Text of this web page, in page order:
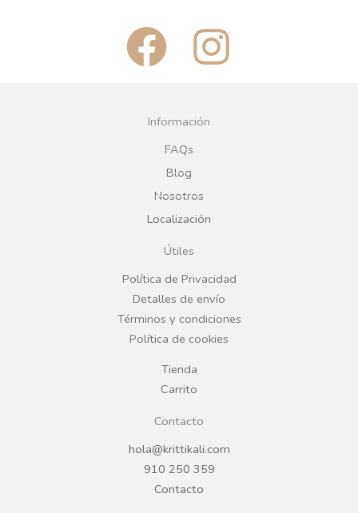
F
a
c
e
b
o
o
k
I
n
g
r
a
Información
FAQs
Blog
Nosotros
Localización
Útiles
Política de Privacidad
Detalles de envío
Términos y condiciones
Política de cookies
Tienda
Carrito
Contacto
hola@krittikali.com
910 250 359
Contacto